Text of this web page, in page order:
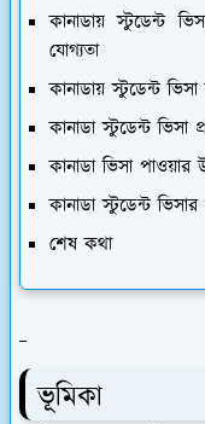
কানাডায় স্টুডেন্ট
যোগ্যতা
কানাডায় স্টুডেন্ট
কানাডা স্টুডেন্ট ভিসা
কানাডা ভিসা পাওয়ার
কানাডা স্টুডেন্ট
শেষ কথা
ভূমিকা